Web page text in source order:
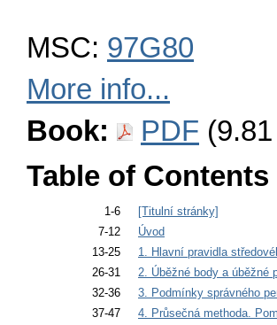
MSC: 97G80
More info...
Book:
PDF
Table of Contents
1-6
[Titulní stránky]
7-12
Úvod
13-25
1. Hlavní pravidla
26-31
2. Úběžné body a úběžné
32-36
3. Podmínky správného
37-47
4. Průsečná methoda.